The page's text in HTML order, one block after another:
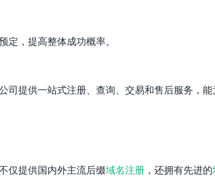
，提高整体成功概率。
司提供一站式注册、查询、交易和售后服务，
仅提供国内外主流后缀域名注册 ，还拥有先进的